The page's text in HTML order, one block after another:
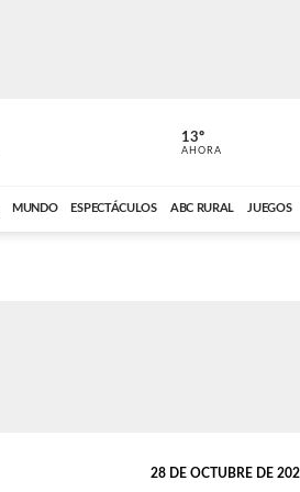
ABC CARDINAL
13º
AHORA
MUNDO ESPECTÁCULOS ABC RURAL JUEGOS
28 DE OCTUBRE DE